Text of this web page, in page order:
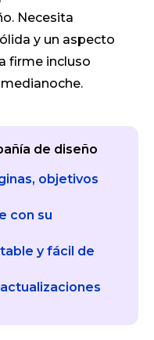
Necesita
y un aspecto
firme incluso
de diseño
objetivos
con su
y fácil de